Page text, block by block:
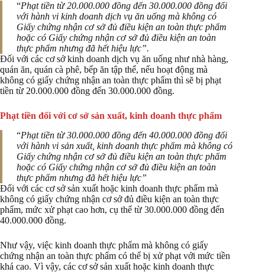
“Phạt tiền từ 20.000.000 đồng đến 30.000.000 đồng đối
với hành vi kinh doanh dịch vụ ăn uống mà không có
Giấy chứng nhận cơ sở đủ điều kiện an toàn thực phẩm
hoặc có Giấy chứng nhận cơ sở đủ điều kiện an toàn
thực phẩm nhưng đã hết hiệu lực”.
Đối với các cơ sở kinh doanh dịch vụ ăn uống như nhà hàng,
quán ăn, quán cà phê, bếp ăn tập thể, nếu hoạt động mà
không có giấy chứng nhận an toàn thực phẩm thì sẽ bị phạt
tiền từ 20.000.000 đồng đến 30.000.000 đồng.
Phạt tiền đối với cơ sở sản xuất, kinh doanh thực phẩm
“Phạt tiền từ 30.000.000 đồng đến 40.000.000 đồng đối
với hành vi sản xuất, kinh doanh thực phẩm mà không có
Giấy chứng nhận cơ sở đủ điều kiện an toàn thực phẩm
hoặc có Giấy chứng nhận cơ sở đủ điều kiện an toàn
thực phẩm nhưng đã hết hiệu lực”
Đối với các cơ sở sản xuất hoặc kinh doanh thực phẩm mà
không có giấy chứng nhận cơ sở đủ điều kiện an toàn thực
phẩm, mức xử phạt cao hơn, cụ thể từ 30.000.000 đồng đến
40.000.000 đồng.
Như vậy, việc kinh doanh thực phẩm mà không có giấy
chứng nhận an toàn thực phẩm có thể bị xử phạt với mức tiền
khá cao. Vì vậy, các cơ sở sản xuất hoặc kinh doanh thực